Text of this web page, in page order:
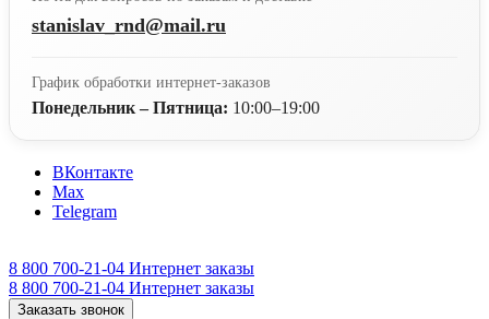
stanislav_rnd@mail.ru
График обработки интернет-заказов
Понедельник – Пятница: 10:00–19:00
ВКонтакте
Max
Telegram
8 800 700-21-04 Интернет заказы
8 800 700-21-04 Интернет заказы
Заказать звонок